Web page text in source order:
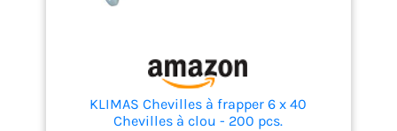
KLIMAS Chevilles à frapper 6 x 40
Chevilles à clou - 200 pcs.